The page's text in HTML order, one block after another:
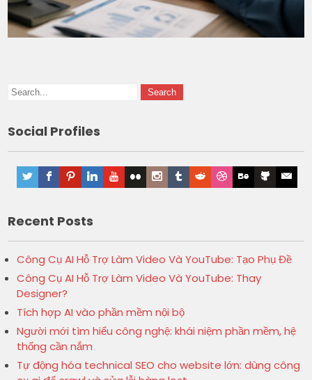
Social Profiles
Recent Posts
Công Cụ AI Hỗ Trợ Làm Video Và YouTube: Tạo Phụ Đề
Công Cụ AI Hỗ Trợ Làm Video Và YouTube: Thay
Designer?
Tích hợp AI vào phần mềm nội bộ
Người mới tìm hiểu công nghệ: khái niệm phần mềm, hệ
thống cần nắm
Tự động hóa technical SEO cho website lớn: dùng công